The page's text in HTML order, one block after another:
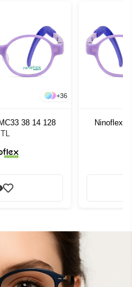
+36
38 14 128
Ninoflex